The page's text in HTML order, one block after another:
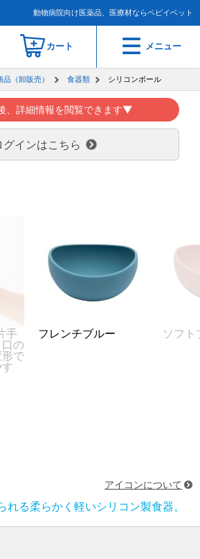
動物病院向け医薬品、医療材ならペピイベット
カート メニュー
（卸販売） 食器類 シリコンボール
、詳細情報を閲覧できます▼
グインはこちら
レンチブルー ソフトブラッ
アイコンについて
れる柔らかく軽いシリコン製食器。